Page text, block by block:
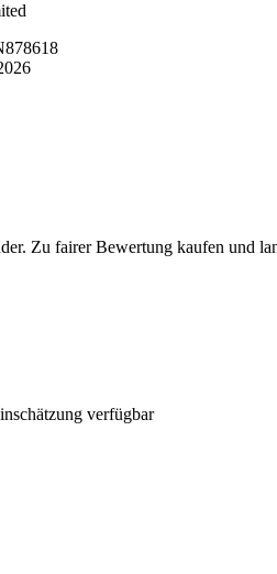
878618
Zu fairer Bewertung kaufen und
verfügbar